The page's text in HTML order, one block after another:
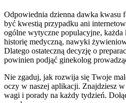
Odpowiednia dzienna dawka kwasu
być kwestią przypadku ani
ogólne wytyczne populacyjne,
historię medyczną, nawyki
Dlatego ostateczną decyzję o
powinien podjąć ginekolog
Nie zgaduj, jak rozwija się Twoje
oczy w naszej aplikacji. Znajdziesz
wagi i porady na każdy tydzień.